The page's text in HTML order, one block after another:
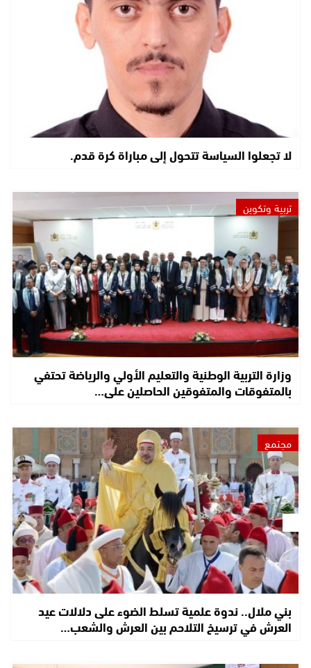
لا تجعلوا السياسة تتحول إلى مباراة كرة قدم.
تربية وتكوين
وزارة التربية الوطنية والتعليم الأولي والرياضة تحتفي
بالمتفوقات والمتفوقين الحاصلين على…
مجتمع
بني ملال.. ندوة علمية تسلط الضوء على دلالات عيد
العرش في ترسيخ التلاحم بين العرش والشعب…